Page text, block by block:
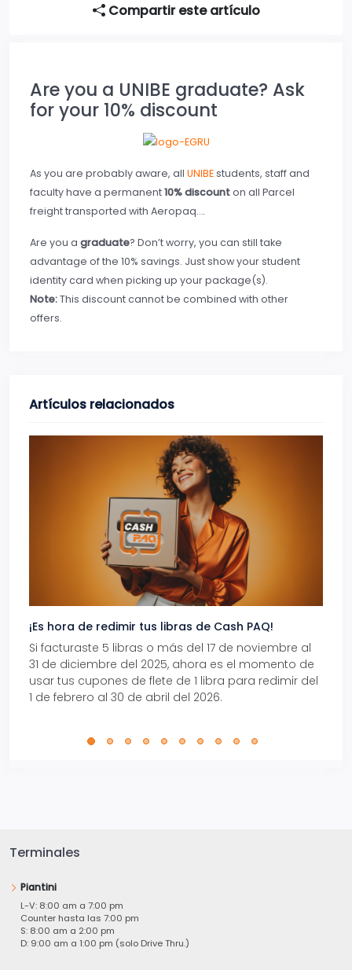
Compartir este artículo
Are you a UNIBE graduate? Ask
for your 10% discount
As you are probably aware, all UNIBEstudents, staff and
faculty have a permanent10% discounton all Parcel
freight transported with Aeropaq….
Are you a graduate? Don’t worry, you can still take
advantage of the 10% savings. Just show your student
identity card when picking up your package(s).
Note:This discount cannot be combined with other
offers.
Artículos relacionados
¡Es hora de redimir tus libras de Cash PAQ!
Si facturaste 5 libras o más del 17 de noviembre al
31 de diciembre del 2025, ahora es el momento de
usar tus cupones de flete de 1 libra para redimir del
1 de febrero al 30 de abril del 2026.
Terminales
Piantini
L-V: 8:00 am a 7:00 pm
Counter hasta las 7:00 pm
S: 8:00 am a 2:00 pm
D: 9:00 am a 1:00 pm (solo Drive Thru.)